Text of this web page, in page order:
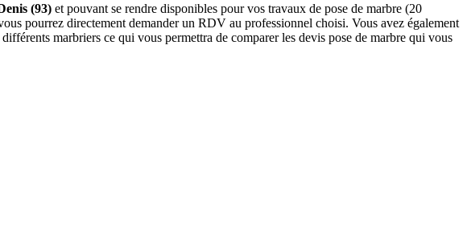
(93) et pouvant se rendre disponibles pour vos travaux de pose de marbre (20
pourrez directement demander un RDV au professionnel choisi. Vous avez également
marbriers ce qui vous permettra de comparer les devis pose de marbre qui vous